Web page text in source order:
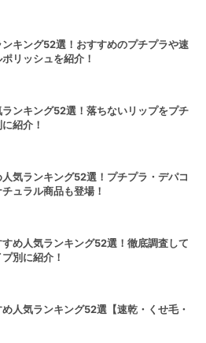
キング52選！おすすめのプチプラや速
リッシュを紹介！
ンキング52選！落ちないリップをプチ
紹介！
気ランキング52選！プチプラ・デパコ
ュラル商品も登場！
め人気ランキング52選！徹底調査して
別に紹介！
め人気ランキング52選【速乾・くせ毛・